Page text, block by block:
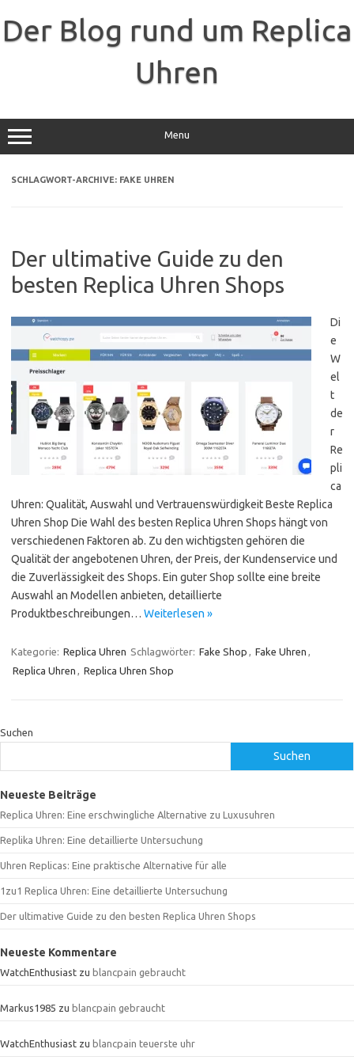
springen
Der Blog rund um Replica
Uhren
Menu
SCHLAGWORT-ARCHIVE: FAKE UHREN
Der ultimative Guide zu den
besten Replica Uhren Shops
Di
e
W
el
t
de
r
Re
pli
ca
Uhren: Qualität, Auswahl und Vertrauenswürdigkeit Beste Replica
Uhren Shop Die Wahl des besten Replica Uhren Shops hängt von
verschiedenen Faktoren ab. Zu den wichtigsten gehören die
Qualität der angebotenen Uhren, der Preis, der Kundenservice und
die Zuverlässigkeit des Shops. Ein guter Shop sollte eine breite
Auswahl an Modellen anbieten, detaillierte
Produktbeschreibungen… Weiterlesen »
Kategorie: Replica Uhren Schlagwörter: Fake Shop , Fake Uhren ,
Replica Uhren , Replica Uhren Shop
Suchen
Suchen
Neueste Beiträge
Replica Uhren: Eine erschwingliche Alternative zu Luxusuhren
Replika Uhren: Eine detaillierte Untersuchung
Uhren Replicas: Eine praktische Alternative für alle
1zu1 Replica Uhren: Eine detaillierte Untersuchung
Der ultimative Guide zu den besten Replica Uhren Shops
Neueste Kommentare
WatchEnthusiast zu blancpain gebraucht
Markus1985 zu blancpain gebraucht
WatchEnthusiast zu blancpain teuerste uhr